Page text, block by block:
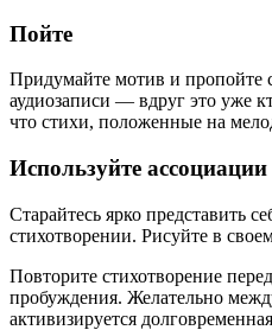
Пойте
Придумайте мотив и пропойте
аудиозаписи — вдруг это уже
что стихи, положенные на
Используйте ассоциации
Старайтесь ярко представить
стихотворении. Рисуйте в
Повторите стихотворение
пробуждения. Желательно
активизируется